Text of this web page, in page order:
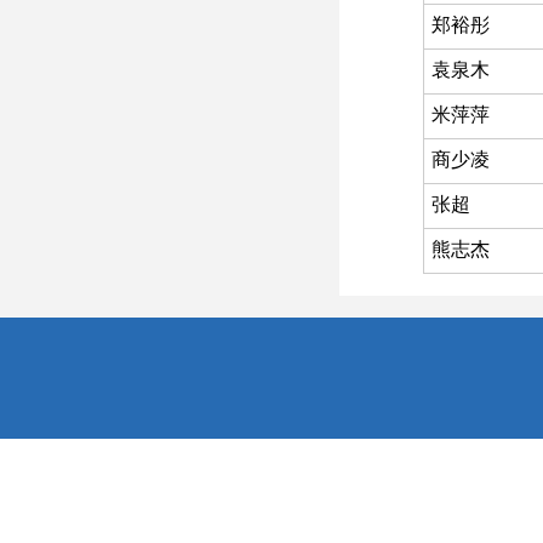
郑裕彤
袁泉木
米萍萍
商少凌
张超
熊志杰